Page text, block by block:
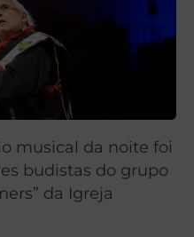
musical da noite foi
budistas do grupo
da Igreja